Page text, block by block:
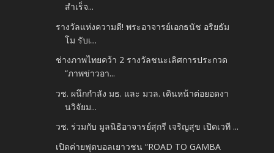
สำเร็จ...
รางวัลแห่งความดี! พระอาจารย์เอกธนัช อริยธัม
โม รับเ...
ช่างภาพไทยคว้า 2 รางวัลชนะเลิศการประกวด
“ภาพข่าวอา...
วช. ผนึกกำลัง มธ. และ มวล. เดินหน้าต่อยอดงา
นวิจัยม...
วช. ร่วมกับ มูลนิธิอาจารย์สุกรี เจริญสุข เปิดเวที ...
เปิดค่ายฟุตบอลเยาวชน “ROAD TO GAMBA